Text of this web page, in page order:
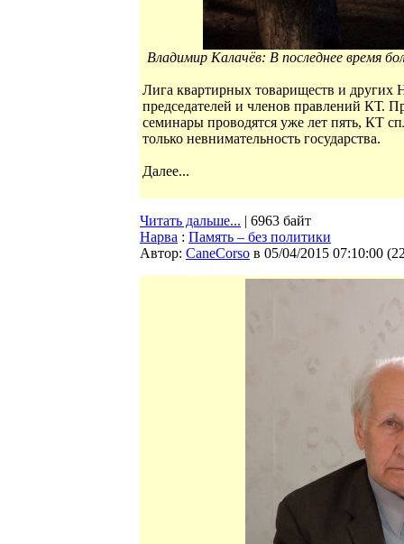
Владимир Калачёв: В последнее время
Лига квартирных товариществ и
председателей и членов правлений КТ.
семинары проводятся уже лет пять, КТ
только невнимательность государства.
Далее...
Читать дальше... | 6963 байт
Нарва : Память – без политики
Автор: CaneCorso в 05/04/2015 07:10:00 (